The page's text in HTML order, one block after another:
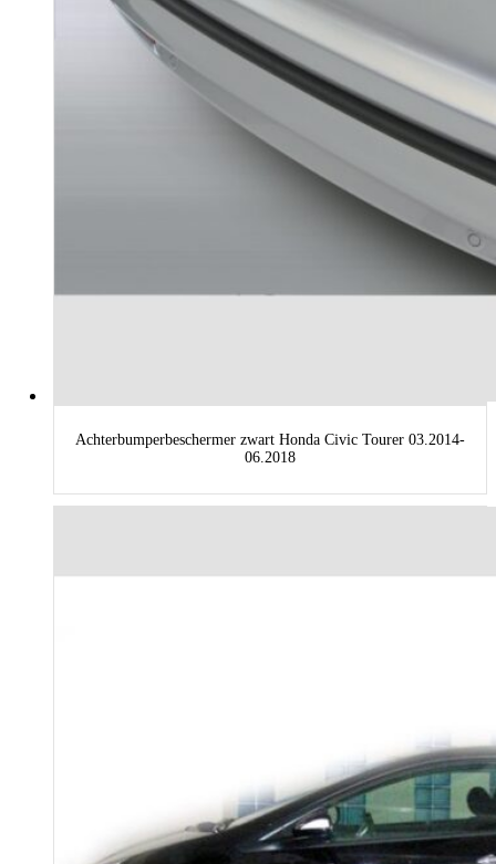
Achterbumperbeschermer zwart Honda Civic Tourer 03.2014-
06.2018